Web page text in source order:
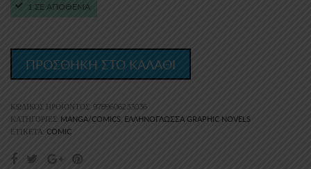
1 ΣΕ ΑΠΟΘΕΜΑ
ΠΡΟΣΘΗΚΗ ΣΤΟ ΚΑΛΑΘΙ
ΚΩΔΙΚΌΣ ΠΡΟΪΌΝΤΟΣ: 9789606233036
ΚΑΤΗΓΟΡΊΕΣ: MANGA/COMICS, ΕΛΛΗΝΌΓΛΩΣΣΑ GRAPHIC NOVELS
ΕΤΙΚΈΤΑ: COMIC